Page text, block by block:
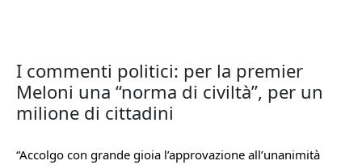
I commenti politici: per la premier
Meloni una “norma di civiltà”, per un
milione di cittadini
“Accolgo con grande gioia l’approvazione all’unanimità